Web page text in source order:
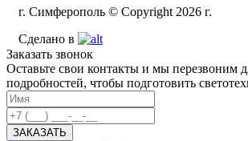
г. Симферополь © Copyright 2026 г.
Сделано в
Заказать звонок
Оставьте свои контакты и мы перезвоним
подробностей, чтобы подготовить
ЗАКАЗАТЬ